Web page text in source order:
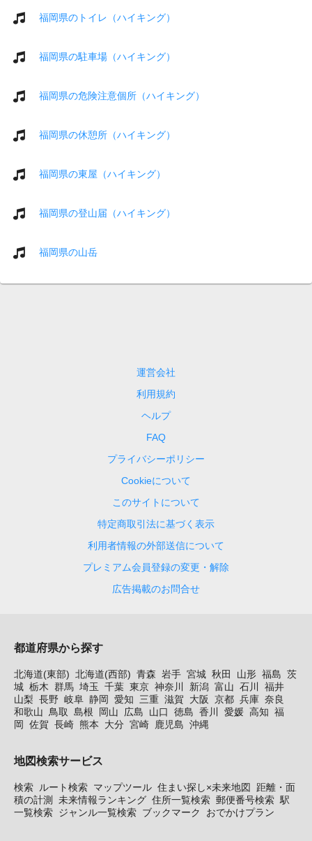
福岡県のトイレ（ハイキング）
福岡県の駐車場（ハイキング）
福岡県の危険注意個所（ハイキング）
福岡県の休憩所（ハイキング）
福岡県の東屋（ハイキング）
福岡県の登山届（ハイキング）
福岡県の山岳
運営会社
利用規約
ヘルプ
FAQ
プライバシーポリシー
Cookieについて
このサイトについて
特定商取引法に基づく表示
利用者情報の外部送信について
プレミアム会員登録の変更・解除
広告掲載のお問合せ
都道府県から探す
北海道(東部) 北海道(西部) 青森 岩手 宮城 秋田 山形 福島 茨
城 栃木 群馬 埼玉 千葉 東京 神奈川 新潟 富山 石川
福井
山梨 長野 岐阜 静岡 愛知 三重 滋賀 大阪 京都 兵庫 奈良
和歌山
鳥取 島根 岡山 広島 山口 徳島 香川 愛媛 高知 福
岡
佐賀 長崎 熊本 大分 宮崎 鹿児島 沖縄
地図検索サービス
検索 ルート検索 マップツール 住まい探し×未来地図
距離・面
積の計測 未来情報ランキング 住所一覧検索 郵便番号検索 駅
一覧検索 ジャンル一覧検索 ブックマーク おでかけプラン